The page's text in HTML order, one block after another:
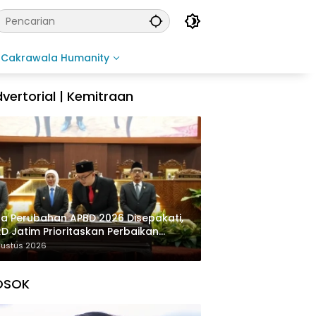
Cakrawala Humanity
| Kemitraan
Perubahan APBD 2026 Disepakati,
Jatim Prioritaskan Perbaikan
dan Penyelesaian TPG
2026